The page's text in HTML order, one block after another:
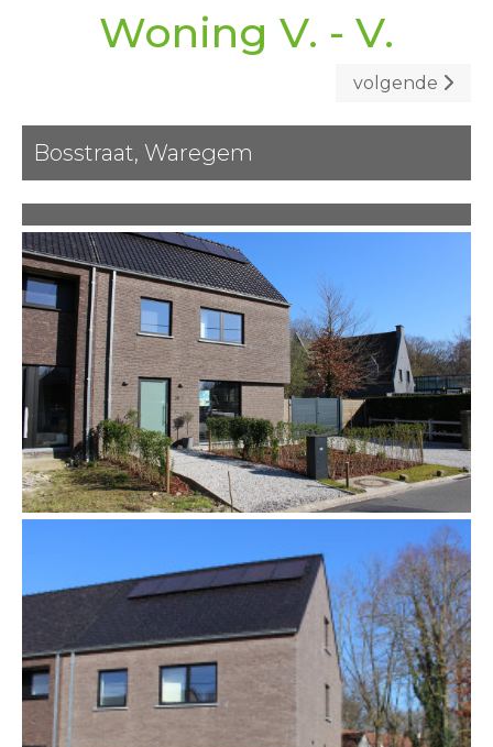
Woning V. - V.
volgende
Bosstraat, Waregem
Vorige
Volgende